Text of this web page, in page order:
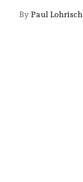
By Paul Lohrisch